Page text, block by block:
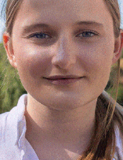
Gianni, Giulia
processo, lo
Cronaca 3 Agosto
Scomparso
Fiorentino
Levane nel